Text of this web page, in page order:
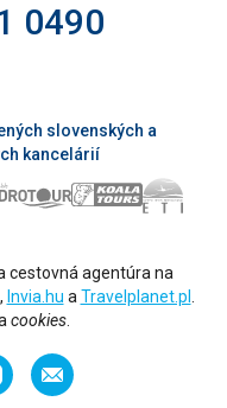
0490
slovenských a
kancelárií
cestovná agentúra na
, Invia.hu a Travelplanet.pl
cookies.
Odporučiť